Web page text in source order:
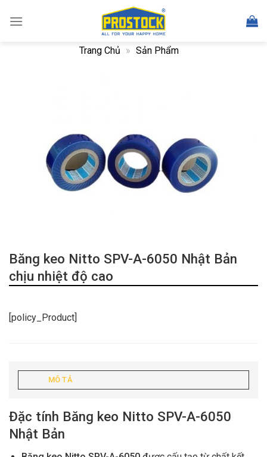
Trang Chủ » Sản Phẩm
Băng keo Nitto SPV-A-6050 Nhật Bản
chịu nhiệt độ cao
[policy_Product]
MÔ TẢ
Đặc tính Băng keo Nitto SPV-A-6050
Nhật Bản